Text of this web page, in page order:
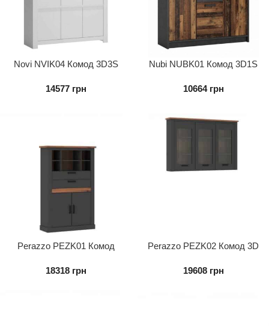
Novi NVIK04 Комод 3D3S
14577 грн
Nubi NUBK01 Комод 3D1S
10664 грн
Perazzo PEZK01 Комод
18318 грн
Perazzo PEZK02 Комод 3D
19608 грн